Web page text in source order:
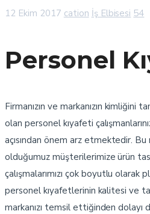
12 Ekim 2017 cation İş Elbisesi 54
Personel
Firmanızın ve markanızın kimliğini
olan personel kıyafeti
açısından önem arz etmektedir.
olduğumuz müşterilerimize ürün
çalışmalarımızı çok boyutlu olarak
personel kıyafetlerinin kalitesi ve
markanızı temsil ettiğinden dolayı